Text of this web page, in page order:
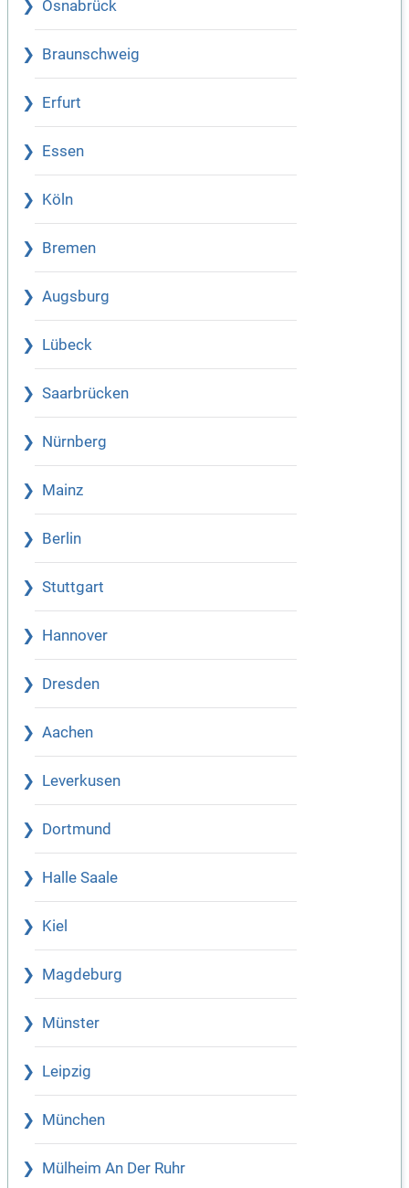
Osnabrück
Braunschweig
Erfurt
Essen
Köln
Bremen
Augsburg
Lübeck
Saarbrücken
Nürnberg
Mainz
Berlin
Stuttgart
Hannover
Dresden
Aachen
Leverkusen
Dortmund
Halle Saale
Kiel
Magdeburg
Münster
Leipzig
München
Mülheim An Der Ruhr